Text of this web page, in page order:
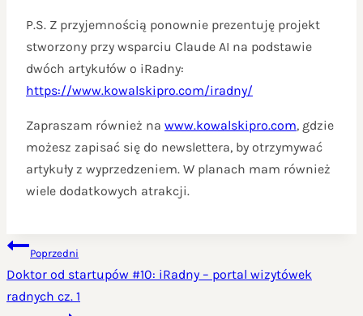
P.S. Z przyjemnością ponownie prezentuję projekt
stworzony przy wsparciu Claude AI na podstawie
dwóch artykułów o iRadny:
https://www.kowalskipro.com/iradny/
Zapraszam również na www.kowalskipro.com, gdzie
możesz zapisać się do newslettera, by otrzymywać
artykuły z wyprzedzeniem. W planach mam również
wiele dodatkowych atrakcji.
NAWIGACJA
WPISU
Poprzedni
Doktor od startupów #10: iRadny – portal wizytówek
radnych cz. 1